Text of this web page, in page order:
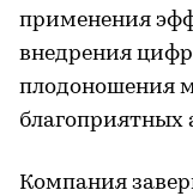
применения
внедрения
плодоношения
благоприятных
Компания